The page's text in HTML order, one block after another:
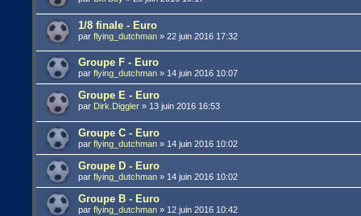
1/8 finale - Euro
parflying_dutchman »22 juin 2016 17:32
Groupe F - Euro
parflying_dutchman » 14 juin 2016 10:07
Groupe E - Euro
par Dirk.Diggler » 13 juin 2016 16:53
Groupe C - Euro
parflying_dutchman » 14 juin 2016 10:02
Groupe D - Euro
parflying_dutchman » 14 juin 2016 10:02
Groupe B - Euro
parflying_dutchman » 12 juin 2016 10:42